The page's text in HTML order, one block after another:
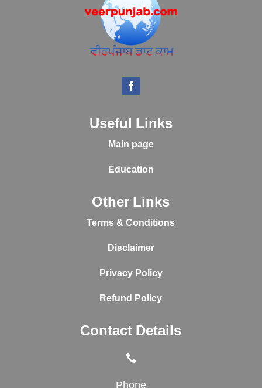
Useful Links
Main page
Education
Other Links
Terms & Conditions
Disclaimer
Privacy Policy
Refund Policy
Contact Details
